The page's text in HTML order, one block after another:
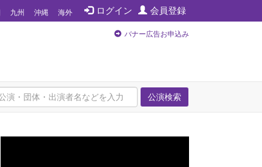
ログイン 会員登録
九州 沖縄 海外
バナー広告お申込み
公演検索